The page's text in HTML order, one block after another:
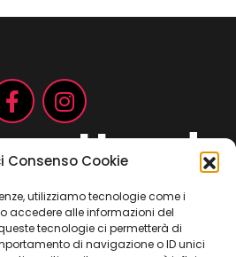
Consenso Cookie
utilizziamo tecnologie come i
accedere alle informazioni del
tecnologie ci permetterà di
di navigazione o ID unici
ora